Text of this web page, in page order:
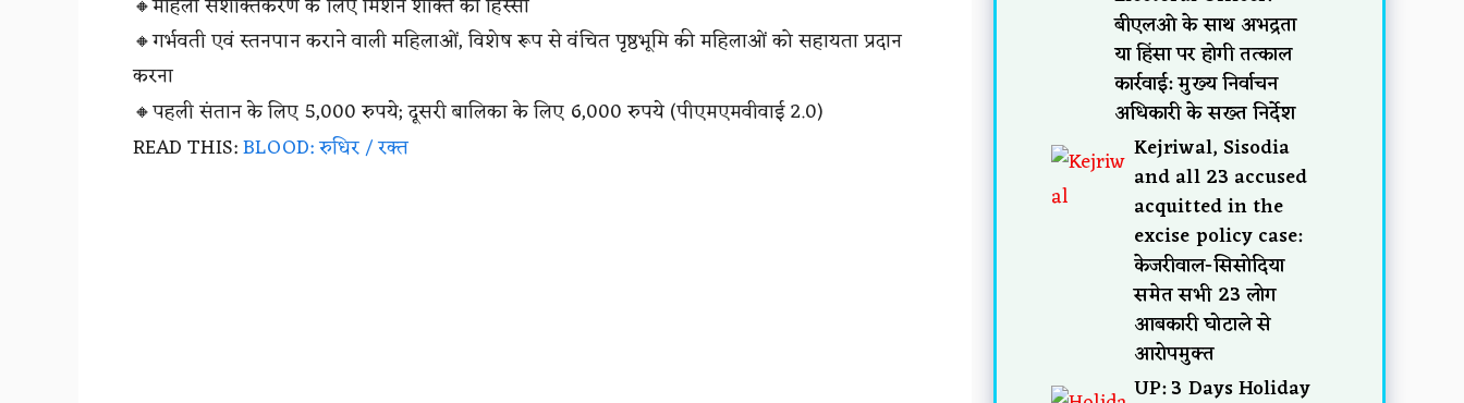
🔸गर्भवती एवं स्तनपान कराने वाली महिलाओं, विशेष रूप से वंचित पृष्ठभूमि की महिलाओं को सहायता प्रदान
करना
🔸पहली संतान के लिए 5,000 रुपये; दूसरी बालिका के लिए 6,000 रुपये (पीएमएमवीवाई 2.0)
READ THIS:BLOOD: रुधिर / रक्त
बीएलओ के साथ अभद्रता
या हिंसा पर होगी तत्काल
कार्रवाई: मुख्य निर्वाचन
अधिकारी के सख्त निर्देश
Kejriwal, Sisodia
and all 23 accused
acquitted in the
excise policy case:
केजरीवाल-सिसोदिया
समेत सभी 23 लोग
आबकारी घोटाले से
आरोपमुक्त
UP: 3 Days Holiday